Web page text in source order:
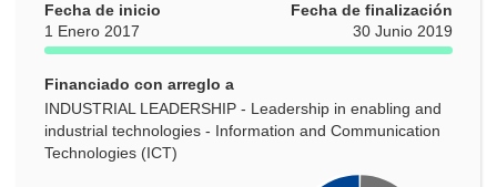
Fecha de inicio
1 Enero 2017
Fecha de finalización
30 Junio 2019
Financiado con arreglo a
INDUSTRIAL LEADERSHIP - Leadership in enabling and
industrial technologies - Information and Communication
Technologies (ICT)